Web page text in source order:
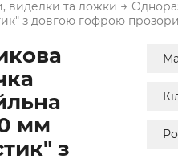
виделки та ложки →
з довгою гофрою
мм
з